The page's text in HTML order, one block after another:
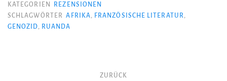
KATEGORIEN
REZENSIONEN
SCHLAGWÖRTER
AFRIKA, FRANZÖSISCHE LITERATUR ,
GENOZID, RUANDA
Beitragsnavigation
ZURÜCK